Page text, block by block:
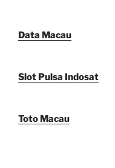
Data Macau
Slot Pulsa Indosat
Toto Macau